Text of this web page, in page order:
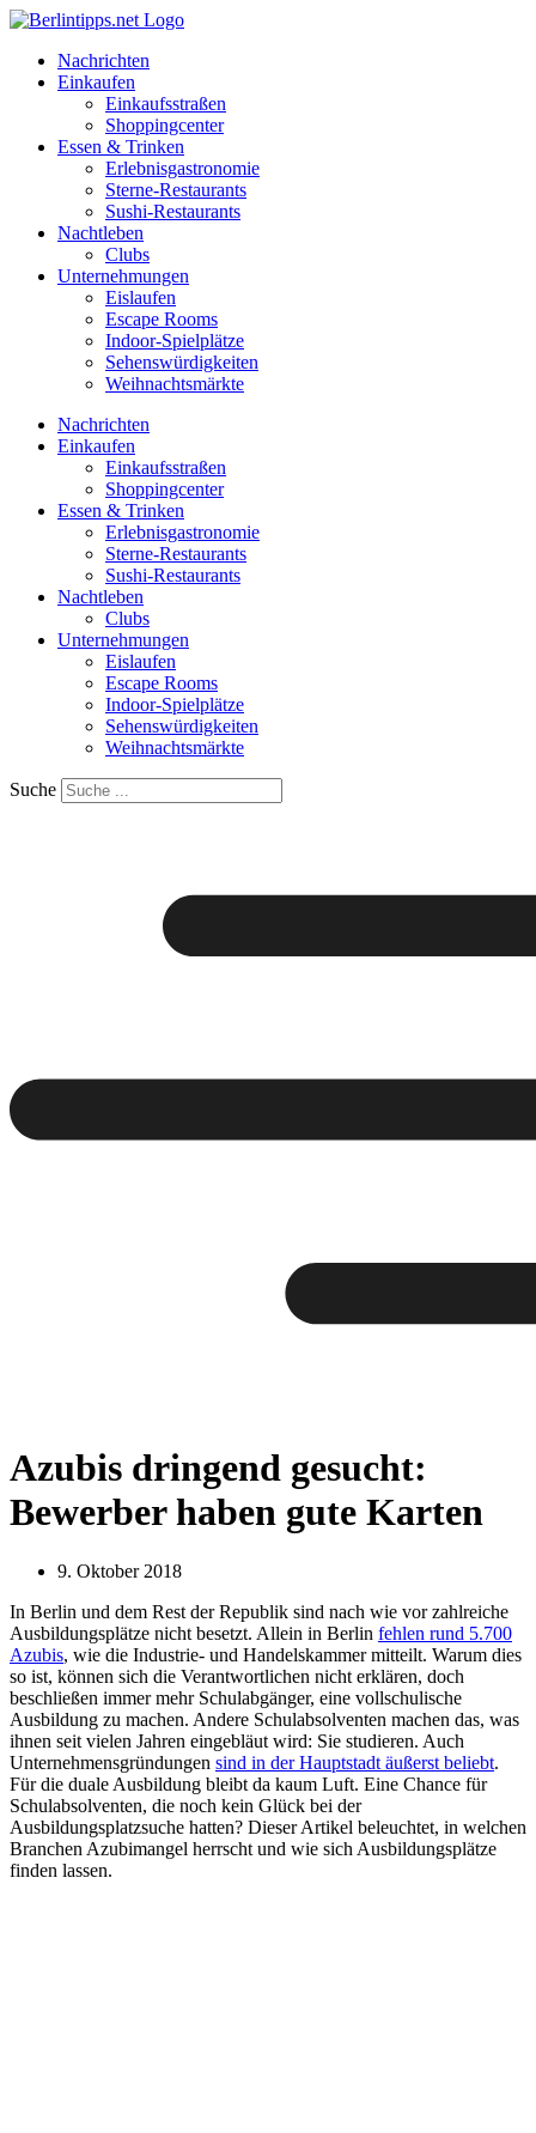
Zum
springenNachrichten
Einkaufen
Einkaufsstraßen
Shoppingcenter
Essen & Trinken
Erlebnisgastronomie
Sterne-Restaurants
Sushi-Restaurants
Nachtleben
Clubs
Unternehmungen
Eislaufen
Escape Rooms
Indoor-Spielplätze
Sehenswürdigkeiten
Weihnachtsmärkte
Nachrichten
Einkaufen
Einkaufsstraßen
Shoppingcenter
Essen & Trinken
Erlebnisgastronomie
Sterne-Restaurants
Sushi-Restaurants
Nachtleben
Clubs
Unternehmungen
Eislaufen
Escape Rooms
Indoor-Spielplätze
Sehenswürdigkeiten
Weihnachtsmärkte
Suche
Azubis dringend gesucht:
Bewerber haben gute Karten
9. Oktober 2018
In Berlin und dem Rest der Republik sind nach wie vor zahlreiche
Ausbildungsplätze nicht besetzt. Allein in Berlin fehlen rund 5.700
Azubis, wie die Industrie- und Handelskammer mitteilt. Warum dies
so ist, können sich die Verantwortlichen nicht erklären, doch
beschließen immer mehr Schulabgänger, eine vollschulische
Ausbildung zu machen. Andere Schulabsolventen machen das, was
ihnen seit vielen Jahren eingebläut wird: Sie studieren. Auch
Unternehmensgründungen sind in der Hauptstadt äußerst beliebt.
Für die duale Ausbildung bleibt da kaum Luft. Eine Chance für
Schulabsolventen, die noch kein Glück bei der
Ausbildungsplatzsuche hatten? Dieser Artikel beleuchtet, in welchen
Branchen Azubimangel herrscht und wie sich Ausbildungsplätze
finden lassen.